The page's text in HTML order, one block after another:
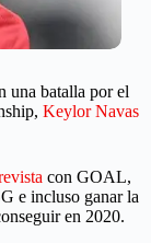
una batalla por el
Keylor Navas
con GOAL,
e incluso ganar la
en 2020.